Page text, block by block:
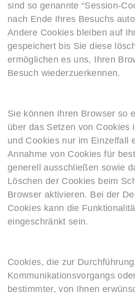
sind so genannte “Session-
nach Ende Ihres Besuchs
Andere Cookies bleiben auf
gespeichert bis Sie diese
ermöglichen es uns, Ihren
Besuch wiederzuerkennen.
Sie können Ihren Browser so
über das Setzen von Cookies
und Cookies nur im Einzelfall
Annahme von Cookies für
generell ausschließen sowie
Löschen der Cookies beim
Browser aktivieren. Bei der
Cookies kann die
eingeschränkt sein.
Cookies, die zur
Kommunikationsvorgangs
bestimmter, von Ihnen